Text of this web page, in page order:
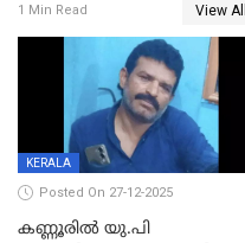
എട്ട് പേര്‍ ഉള്‍പ്പെടെ
പത്തുപേരെ പുറത്താക്കി,
ചൊവ്വന്നൂരിലും നടപടി
1 Min Read View All
KERALA
Posted On 27-12-2025
കണ്ണൂരിൽ യു.പി